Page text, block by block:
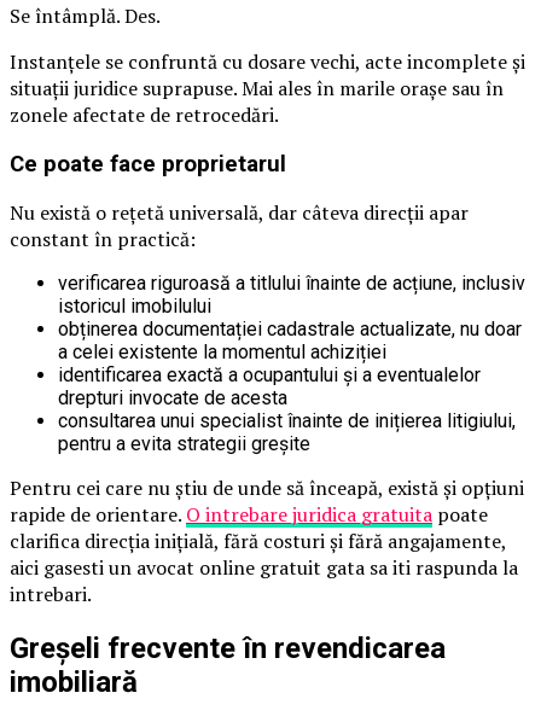
Se întâmplă. Des.
Instanțele se confruntă cu dosare vechi, acte incomplete și
situații juridice suprapuse. Mai ales în marile orașe sau în
zonele afectate de retrocedări.
Ce poate face proprietarul
Nu există o rețetă universală, dar câteva direcții apar
constant în practică:
verificarea riguroasă a titlului înainte de acțiune, inclusiv
istoricul imobilului
obținerea documentației cadastrale actualizate, nu doar
a celei existente la momentul achiziției
identificarea exactă a ocupantului și a eventualelor
drepturi invocate de acesta
consultarea unui specialist înainte de inițierea litigiului,
pentru a evita strategii greșite
Pentru cei care nu știu de unde să înceapă, există și opțiuni
rapide de orientare. O intrebare juridica gratuita poate
clarifica direcția inițială, fără costuri și fără angajamente,
aici gasesti un avocat online gratuit gata sa iti raspunda la
intrebari.
Greșeli frecvente în revendicarea
imobiliară